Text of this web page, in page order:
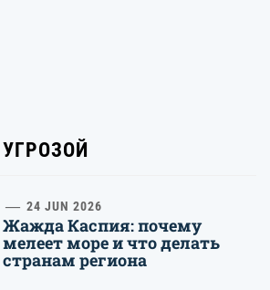
24 JUN 2026
Жажда Каспия: почему
мелеет море и что делать
странам региона